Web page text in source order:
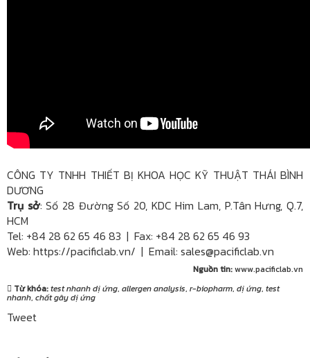
CÔNG TY TNHH THIẾT BỊ KHOA HỌC KỸ THUẬT THÁI BÌNH
DƯƠNG
Trụ sở: Số 28 Đường Số 20, KDC Him Lam, P.Tân Hưng, Q.7,
HCM
Tel: +84 28 62 65 46 83 | Fax: +84 28 62 65 46 93
Web: https://pacificlab.vn/ | Email: sales@pacificlab.vn​
Nguồn tin:www.pacificlab.vn
Từ khóa:test nhanh dị ứng, allergen analysis, r-biopharm, dị ứng, test
nhanh, chất gây dị ứng
Tweet